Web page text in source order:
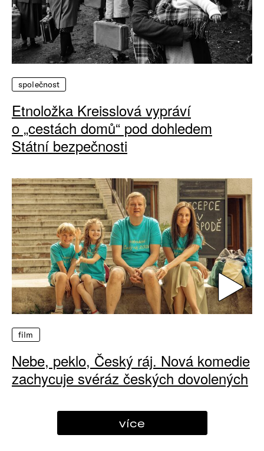
společnost
Etnoložka Kreisslová vypráví
o „cestách domů“ pod dohledem
Státní bezpečnosti
film
Nebe, peklo, Český ráj. Nová komedie
zachycuje svéráz českých dovolených
více